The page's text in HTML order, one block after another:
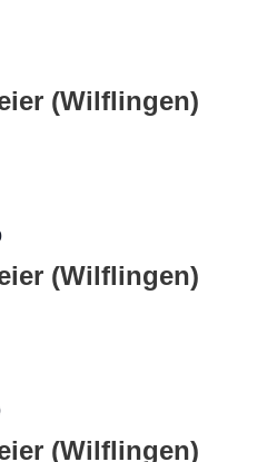
(Wilflingen)
(Wilflingen)
(Wilflingen)